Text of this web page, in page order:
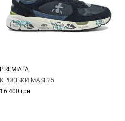
40 41
PREMIATA
КРОСІВКИ MASE25
16 400 грн